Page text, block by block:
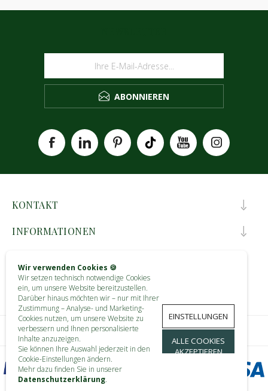
Wir verwenden Cookies 🍪
Wir setzen technisch notwendige Cookies
ein, um unsere Website bereitzustellen.
Darüber hinaus möchten wir – nur mit Ihrer
Zustimmung – Analyse- und Marketing-
Cookies nutzen, um unsere Website zu
verbessern und Ihnen personalisierte
Inhalte anzuzeigen.
Sie können Ihre Auswahl jederzeit in den
Cookie-Einstellungen ändern.
Mehr dazu finden Sie in unserer
Datenschutzerklärung.
EINSTELLUNGEN
ALLE COOKIES
AKZEPTIEREN
ABONNIEREN
KONTAKT
INFORMATIONEN
MEIN KONTO